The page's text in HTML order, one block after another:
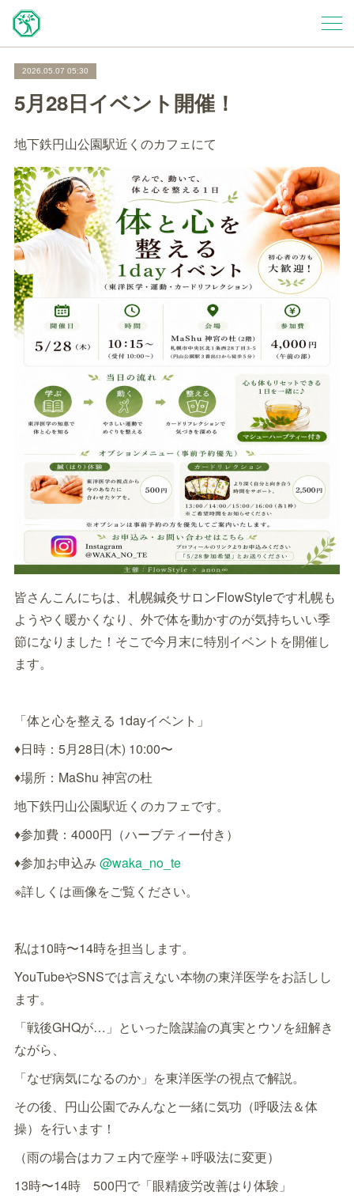
2026.05.07 05:30
5月28日イベント開催！
地下鉄円山公園駅近くのカフェにて
皆さんこんにちは、札幌鍼灸サロンFlowStyleです札幌も
ようやく暖かくなり、外で体を動かすのが気持ちいい季
節になりました！そこで今月末に特別イベントを開催し
ます。
「体と心を整える 1dayイベント」
♦日時：5月28日(木) 10:00〜
♦場所：MaShu 神宮の杜
地下鉄円山公園駅近くのカフェです。
♦参加費：4000円（ハーブティー付き）
♦参加お申込み @waka_no_te
※詳しくは画像をご覧ください。
私は10時〜14時を担当します。
YouTubeやSNSでは言えない本物の東洋医学をお話しし
ます。
「戦後GHQが…」といった陰謀論の真実とウソを紐解き
ながら、
「なぜ病気になるのか」を東洋医学の視点で解説。
その後、円山公園でみんなと一緒に気功（呼吸法＆体
操）を行います！
（雨の場合はカフェ内で座学＋呼吸法に変更）
13時〜14時 500円で「眼精疲労改善はり体験」